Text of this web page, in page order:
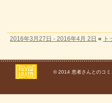
2016年3月27日 - 2016年4月 2日 « ト
© 2014 患者さんとのコ